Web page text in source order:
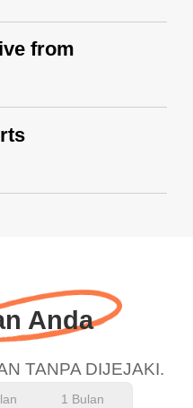
from
Anda
TANPA DIJEJAKI.
1 Bulan